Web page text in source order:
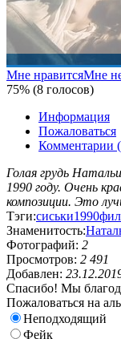
Мне нравитсяМне
75% (8 голосов)
Информация
Пожаловаться
Комментарии
Голая грудь
1990 году. Очень
композиции. Это
Тэги:сиськи1990
Знаменитость:
Фотографий: 2
Просмотров: 2 491
Добавлен:
Спасибо! Мы
Пожаловаться на
Неподходящий
Фейк